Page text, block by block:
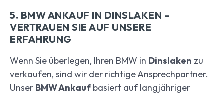
5. BMW ANKAUF IN DINSLAKEN –
VERTRAUEN SIE AUF UNSERE
ERFAHRUNG
Wenn Sie überlegen, Ihren BMW in Dinslaken zu
verkaufen, sind wir der richtige Ansprechpartner.
Unser BMW Ankaufbasiert auf langjähriger